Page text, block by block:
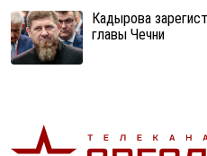
Кадырова
главы Чечни